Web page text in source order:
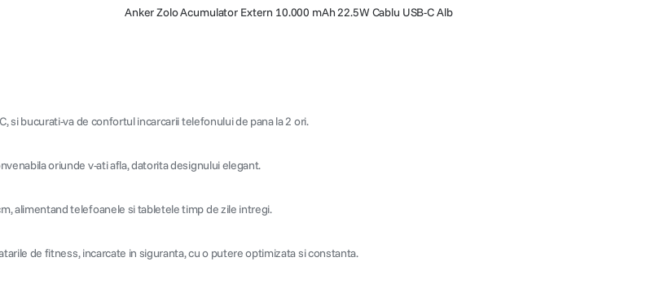
Anker Zolo Acumulator Extern 10.000 mAh 22.5W Cablu USB-C Alb
si bucurati-va de confortul incarcarii telefonului de pana la 2 ori.
oriunde v-ati afla, datorita designului elegant.
alimentand telefoanele si tabletele timp de zile intregi.
de fitness, incarcate in siguranta, cu o putere optimizata si constanta.